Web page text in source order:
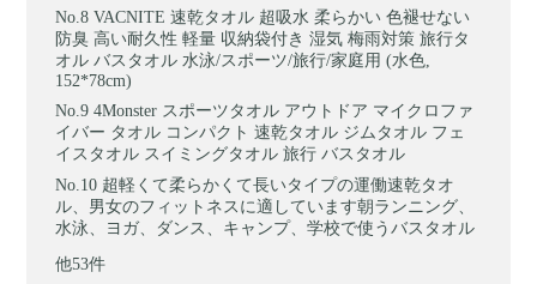
VACNITE 速乾タオル 超吸水 柔らかい 色褪せない
防臭 高い耐久性 軽量 収納袋付き 湿気 梅雨対策 旅行タ
オル バスタオル 水泳/スポーツ/旅行/家庭用 (水色,
152*78cm)
4Monster スポーツタオル アウトドア マイクロファ
イバー タオル コンパクト 速乾タオル ジムタオル フェ
イスタオル スイミングタオル 旅行 バスタオル
超軽くて柔らかくて長いタイプの運働速乾タオ
ル、男女のフィットネスに適しています朝ランニング、
水泳、ヨガ、ダンス、キャンプ、学校で使うバスタオル
他53件